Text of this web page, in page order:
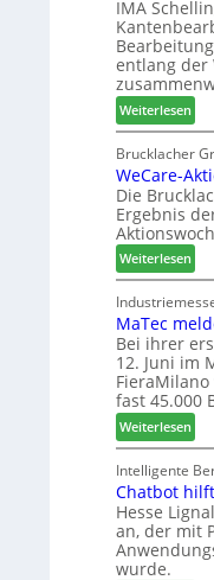
n
G
e
s
c
h
ä
t
s
f
ü
h
r
r
z
i
e
h
t
B
i
l
a
n
z
i
n
I
t
a
l
i
e
n
IMA
entlang der
Weiterlesen:
K
a
n
t
e
a
l
s
i
n
t
e
g
r
i
e
r
t
e
s
S
Brucklacher
WeCare-
Die
Ergebnis
Weiterlesen:
W
e
C
a
r
e
-
A
k
t
i
o
n
s
MaTec
Bei ihrer
12. Juni im
fast 45.000
Weiterlesen:
M
a
T
e
c
m
Intelligente
Chatbot
Hesse
an, der mit
wurde.